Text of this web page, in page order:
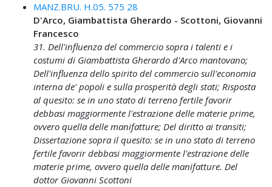
MANZ.BRU. H.05. 575 28
D'Arco, Giambattista Gherardo - Scottoni, Giovanni
Francesco
31. Dell'influenza del commercio sopra i talenti e i
costumi di Giambattista Gherardo d'Arco mantovano;
Dell'influenza dello spirito del commercio sull'economia
interna de' popoli e sulla prosperità degli stati; Risposta
al quesito: se in uno stato di terreno fertile favorir
debbasi maggiormente l'estrazione delle materie prime,
ovvero quella delle manifatture; Del diritto ai transiti;
Dissertazione sopra il quesito: se in uno stato di terreno
fertile favorir debbasi maggiormente l'estrazione delle
materie prime, ovvero quella delle manifatture. Del
dottor Giovanni Scottoni